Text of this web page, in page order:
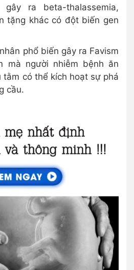
ra beta-thalassemia,
tặng khác có đột biến gen
phổ biến gây ra Favism
mà người nhiễm bệnh ăn
có thể kích hoạt sự phá
cầu.